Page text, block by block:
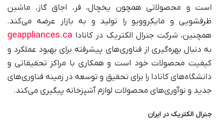
است و محصولاتی همچون یخچال، فر، اجاق گاز، ماشین
ظرفشویی و مایکروویو را تولید و به بازار عرضه می‌کند.
همچنین، شرکت جنرال الکتریک در کانادا geappliances.ca
به دنبال بهره‌گیری از فناوری‌های پیشرفته برای بهبود عملکرد و
کیفیت محصولات خود است و همکاری با مراکز تحقیقاتی و
دانشگاه‌های کانادا را برای تحقیق و توسعه در زمینه فناوری‌های
جدید و نوآوری‌های محصولات لوازم آشپزخانه پیگیری می‌کند.
جنرال الکتریک در ایران